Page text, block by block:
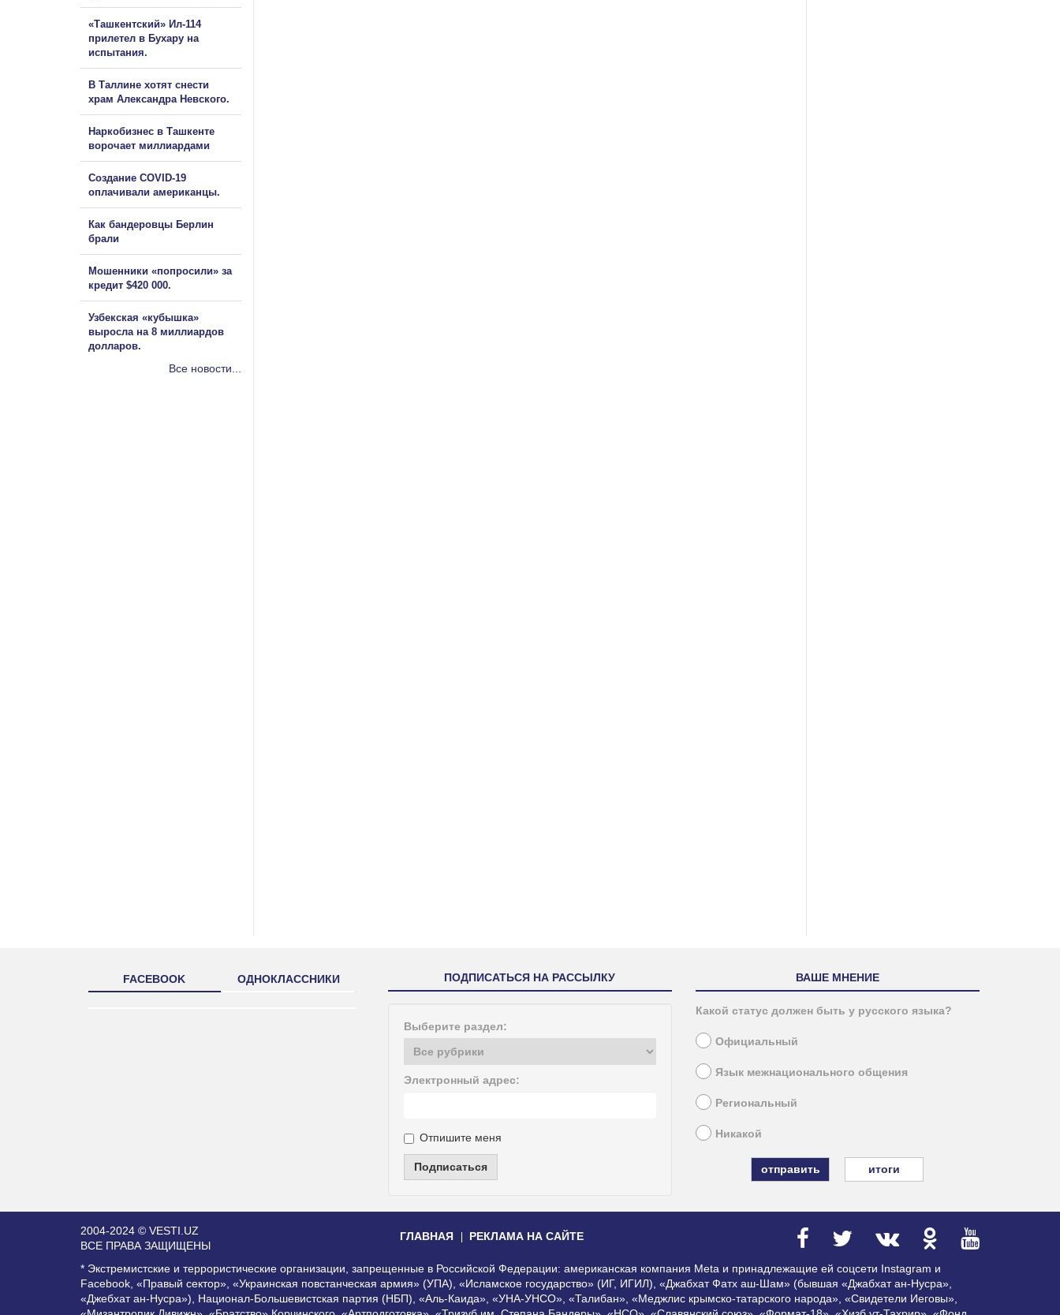
«Ташкентский» Ил-114
прилетел в Бухару на
испытания.
В Таллине хотят снести
храм Александра Невского.
Наркобизнес в Ташкенте
ворочает миллиардами
Создание COVID-19
оплачивали американцы.
Как бандеровцы Берлин
брали
Мошенники «попросили» за
кредит $420 000.
Узбекская «кубышка»
выросла на 8 миллиардов
долларов.
Все новости...
FACEBOOK ОДНОКЛАССНИКИ ПОДПИСАТЬСЯ НА РАССЫЛКУ
Выберите раздел:
Электронный адрес:
Отпишите меня
Подписаться
ВАШЕ МНЕНИЕ
Какой статус должен быть у русского языка?
Официальный
Язык межнационального общения
Региональный
Никакой
итоги
2004-2024 © VESTI.UZ
ВСЕ ПРАВА ЗАЩИЩЕНЫ
ГЛАВНАЯ РЕКЛАМА НА САЙТЕ
* Экстремистские и террористические организации, запрещенные в Российской Федерации: американская компания Meta и принадлежащие ей соцсети Instagram и
Facebook, «Правый сектор», «Украинская повстанческая армия» (УПА), «Исламское государство» (ИГ, ИГИЛ), «Джабхат Фатх аш-Шам» (бывшая «Джабхат ан-Нусра»,
«Джебхат ан-Нусра»), Национал-Большевистская партия (НБП), «Аль-Каида», «УНА-УНСО», «Талибан», «Меджлис крымско-татарского народа», «Свидетели Иеговы»,